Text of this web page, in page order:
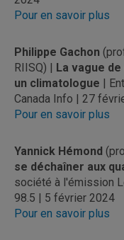
Pour en savoir plus
Philippe Gachon
RIISQ) | La vague
un climatologue |
Canada Info | 27
Pour en savoir plus
Yannick Hémond
se déchaîner aux
société à l'émission
98.5 | 5 février 2024
Pour en savoir plus